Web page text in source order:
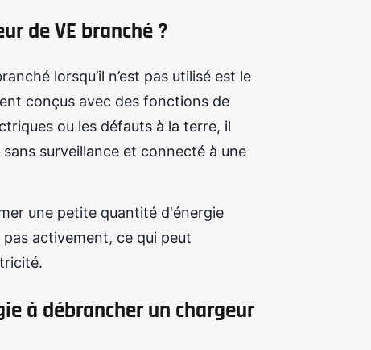
de VE branché ?
lorsqu’il n’est pas utilisé est le
conçus avec des fonctions de
ou les défauts à la terre, il
surveillance et connecté à une
une petite quantité d'énergie
activement, ce qui peut
à débrancher un chargeur